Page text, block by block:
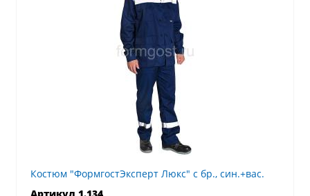
Костюм "ФормгостЭксперт Люкс" с бр., син.+вас.